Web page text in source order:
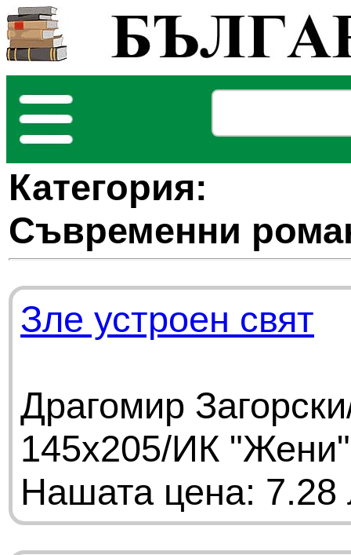
Категория:
Съвременни
Зле устроен свят
Драгомир
145х205/ИК "Жени"
Нашата цена: 7.28